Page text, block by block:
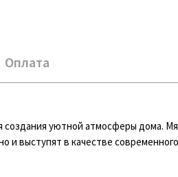
Оплата
уютной атмосферы дома.
и выступят в качестве